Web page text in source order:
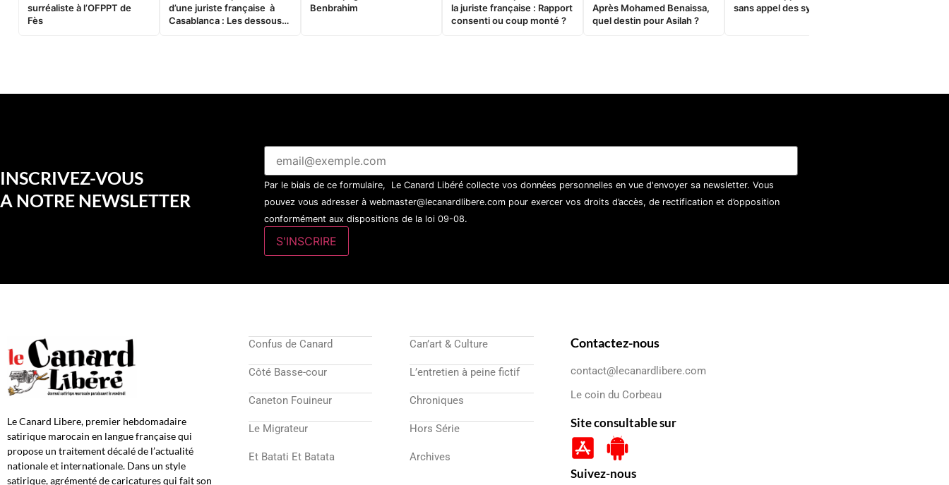
surréaliste à l’OFPPT de
Fès
d’une juriste française à
Casablanca : Les dessous
Benbrahim
la juriste française : Rapport
consenti ou coup monté ?
Après Mohamed Benaissa,
quel destin pour Asilah ?
sans appel des syndicats
INSCRIVEZ-VOUS
A NOTRE NEWSLETTER
Par le biais de ce formulaire, Le Canard Libéré collecte vos données personnelles en vue d'envoyer sa newsletter. Vous
pouvez vous adresser à webmaster@lecanardlibere.com pour exercer vos droits d’accès, de rectification et d’opposition
conformément aux dispositions de la loi 09-08.
Le Canard Libere, premier hebdomadaire
satirique marocain en langue française qui
propose un traitement décalé de l’actualité
nationale et internationale. Dans un style
satirique, agrémenté de caricatures qui fait son
Confus de Canard
Côté Basse-cour
Caneton Fouineur
Le Migrateur
Et Batati Et Batata
Can’art & Culture
L’entretien à peine fictif
Chroniques
Hors Série
Archives
Contactez-nous
contact@lecanardlibere.com
Le coin du Corbeau
Site consultable sur
Suivez-nous